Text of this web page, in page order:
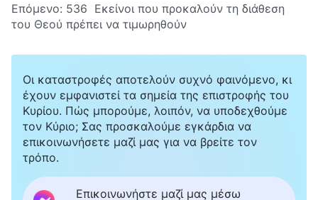
Επόμενο: 536 Εκείνοι που προκαλούν τη διάθεση
του Θεού πρέπει να τιμωρηθούν
Οι καταστροφές αποτελούν συχνό φαινόμενο, κι
έχουν εμφανιστεί τα σημεία της επιστροφής του
Κυρίου. Πώς μπορούμε, λοιπόν, να υποδεχθούμε
τον Κύριο; Σας προσκαλούμε εγκάρδια να
επικοινωνήσετε μαζί μας για να βρείτε τον
τρόπο.
Επικοινωνήστε μαζί μας μέσω